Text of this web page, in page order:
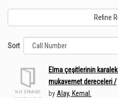
Refine
Sort
Elma çeşitlerinin
mukavemet dereceleri /
by Alay, Kemal.